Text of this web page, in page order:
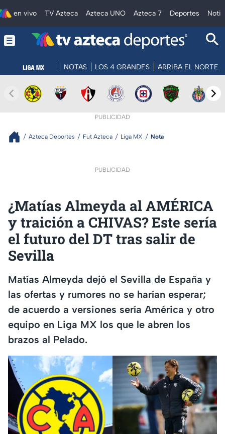
en vivo TV Azteca Azteca UNO Azteca 7 Deportes
NOTAS LOS 4 GRANDES ARRIBA EL NORTE
PUBLICIDAD
Azteca Deportes Fut Azteca Liga MX Nota
PUBLICIDAD
¿Matías Almeyda al AMÉRICA
y traición a CHIVAS? Este sería
el futuro del DT tras salir de
Sevilla
Matías Almeyda dejó el Sevilla de España y
las ofertas y rumores no se harían esperar;
de acuerdo a versiones sería América y otro
equipo en Liga MX los que le abren los
brazos al Pelado.